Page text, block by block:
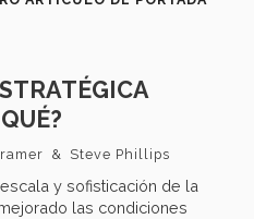
& Steve Phillips
y sofisticación de la
las condiciones